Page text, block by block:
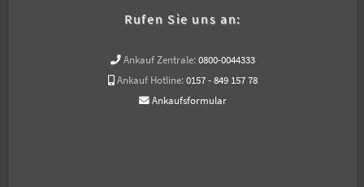
Rufen Sie uns an:
Ankauf Zentrale: 0800-0044333
Ankauf Hotline: 0157 - 849 157 78
Ankaufsformular